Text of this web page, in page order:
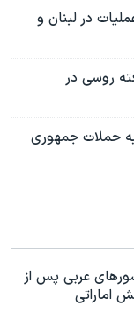
در لبنان و
روسی در
به حملات جمهوری
عربی پس از
اماراتی